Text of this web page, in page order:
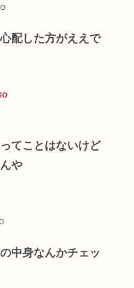
配した方がええで
てことはないけど
や
中身なんかチェッ